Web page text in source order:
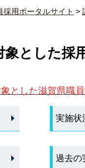
採用ポータルサイト >
象とした採
とした滋賀県職
実施状
過去の